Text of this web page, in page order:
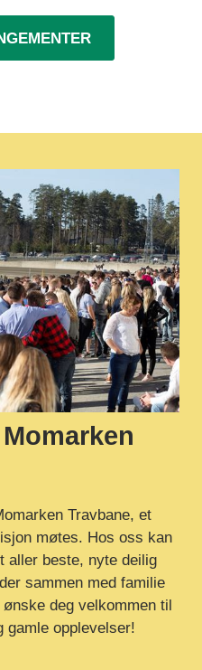
Travbane, et
møtes. Hos oss kan
aller beste, nyte deilig
sammen med familie
deg velkommen til
gamle opplevelser!